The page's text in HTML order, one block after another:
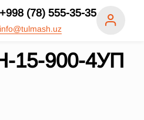
+998 (78) 555-35-35
info@tulmash.uz
900-4УП